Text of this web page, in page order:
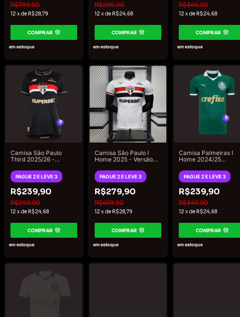
R$799,90
12 xde R$28,79
COMPRAR
em estoque
R$299,90
12 xde R$24,68
COMPRAR
em estoque
R$349,90
12 xde R$24,68
COMPRAR
em estoque
Camisa São Paulo
Third 2025/26 -
Feminina - Preto
PAGUE 2 E LEVE 3
R$239,90
R$299,90
12 xde R$24,68
COMPRAR
em estoque
Camisa São Paulo I
Home 2025 - Versão
Masculino - Branco
PAGUE 2 E LEVE 3
R$279,90
R$499,90
12 xde R$28,79
COMPRAR
em estoque
Camisa Palmeiras I
Home 2024/25
Masculino - Verde e
Dourado
PAGUE 2 E LEVE 3
R$239,90
R$349,90
12 xde R$24,68
COMPRAR
em estoque